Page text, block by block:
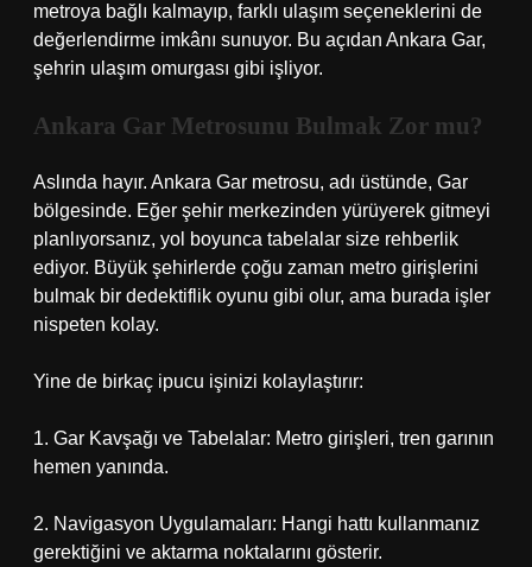
metroya bağlı kalmayıp, farklı ulaşım seçeneklerini de
değerlendirme imkânı sunuyor. Bu açıdan Ankara Gar,
şehrin ulaşım omurgası gibi işliyor.
Ankara Gar Metrosunu Bulmak Zor mu?
Aslında hayır. Ankara Gar metrosu, adı üstünde, Gar
bölgesinde. Eğer şehir merkezinden yürüyerek gitmeyi
planlıyorsanız, yol boyunca tabelalar size rehberlik
ediyor. Büyük şehirlerde çoğu zaman metro girişlerini
bulmak bir dedektiflik oyunu gibi olur, ama burada işler
nispeten kolay.
Yine de birkaç ipucu işinizi kolaylaştırır:
1. Gar Kavşağı ve Tabelalar: Metro girişleri, tren garının
hemen yanında.
2. Navigasyon Uygulamaları: Hangi hattı kullanmanız
gerektiğini ve aktarma noktalarını gösterir.